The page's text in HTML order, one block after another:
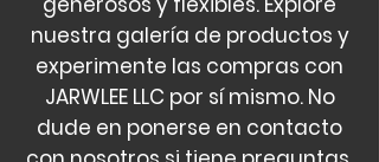
nuestra galería de productos y
experimente las compras con
JARWLEE LLC por sí mismo. No
dude en ponerse en contacto